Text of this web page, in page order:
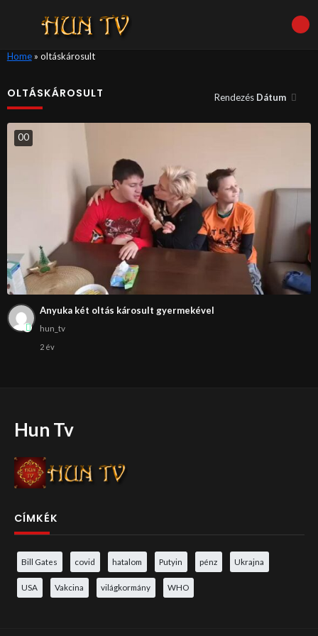
Home» oltáskárosult
OLTÁSKÁROSULT Rendezés Dátum
00
Anyuka két oltás károsult gyermekével
hun_tv
2 év
Hun Tv
CÍMKÉK
Bill Gates covid hatalom Putyin pénz Ukrajna
USA Vakcina világkormány WHO